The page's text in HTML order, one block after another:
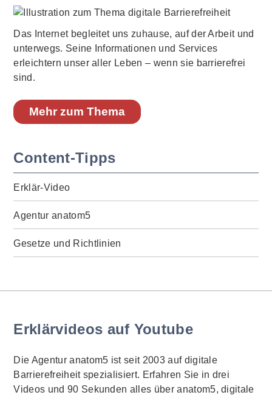
Das Internet begleitet uns zuhause, auf der Arbeit und
unterwegs. Seine Informationen und Services
erleichtern unser aller Leben – wenn sie barrierefrei
sind.
Mehr zum Thema
Content-Tipps
Erklär-Video
Agentur anatom5
Gesetze und Richtlinien
Erklärvideos auf Youtube
Die Agentur anatom5 ist seit 2003 auf digitale
Barrierefreiheit spezialisiert. Erfahren Sie in drei
Videos und 90 Sekunden alles über anatom5, digitale